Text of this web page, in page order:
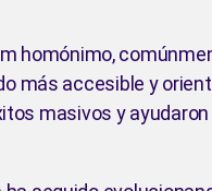
homónimo,
más accesible y
masivos y